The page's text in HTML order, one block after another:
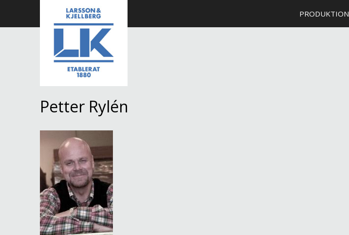
PRODUKTION
Petter Rylén